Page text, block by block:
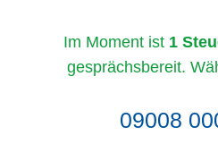
Im Moment ist 1
gesprächsbereit.
09008